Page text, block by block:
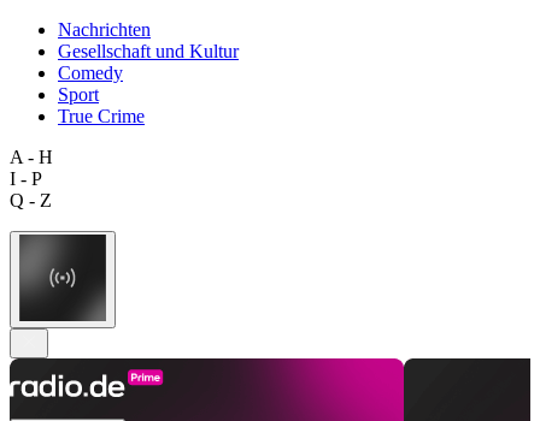
Nachrichten
Gesellschaft und Kultur
Comedy
Sport
True Crime
A - H
I - P
Q - Z